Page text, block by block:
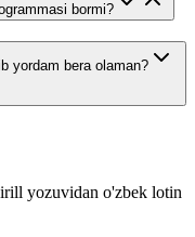
bormi?
yordam bera olaman?
yozuvidan o'zbek lotin